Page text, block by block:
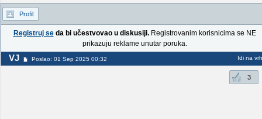
Profil
Registruj seda bi učestvovao u diskusiji.Registrovanim korisnicima se NE
prikazuju reklame unutar poruka.
VJ Poslao: 01 Sep 2025 00:32 Idi na vrh
3